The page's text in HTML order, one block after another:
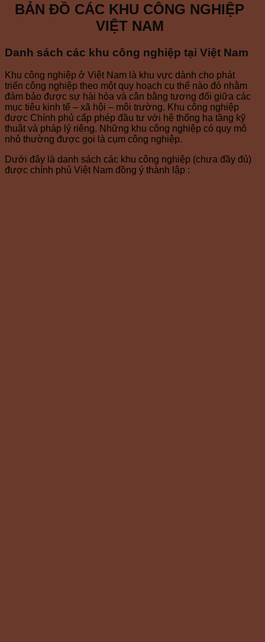
BẢN ĐỒ CÁC KHU CÔNG NGHIỆP
VIỆT NAM
Danh sách các khu công nghiệp tại Việt Nam
Khu công nghiệp ở Việt Nam là khu vực dành cho phát
triển công nghiệp theo một quy hoạch cụ thể nào đó nhằm
đảm bảo được sự hài hòa và cân bằng tương đối giữa các
mục tiêu kinh tế – xã hội – môi trường. Khu công nghiệp
được Chính phủ cấp phép đầu tư với hệ thống hạ tầng kỹ
thuật và pháp lý riêng. Những khu công nghiệp có quy mô
nhỏ thường được gọi là cụm công nghiệp.
Dưới đây là danh sách các khu công nghiệp (chưa đầy đủ)
được chính phủ Việt Nam đồng ý thành lập :